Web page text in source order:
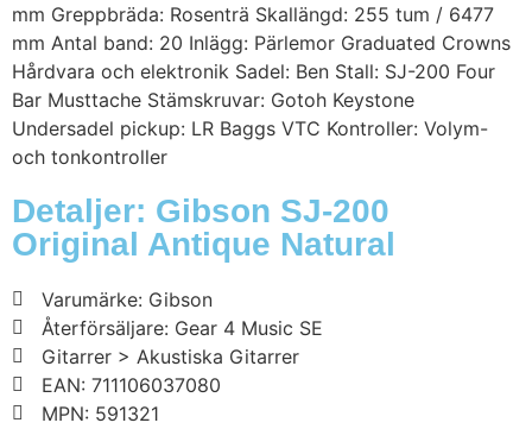
mm Greppbräda: Rosenträ Skallängd: 255 tum / 6477
mm Antal band: 20 Inlägg: Pärlemor Graduated Crowns
Hårdvara och elektronik Sadel: Ben Stall: SJ-200 Four
Bar Musttache Stämskruvar: Gotoh Keystone
Undersadel pickup: LR Baggs VTC Kontroller: Volym-
och tonkontroller
Detaljer: Gibson SJ-200
Original Antique Natural
Varumärke: Gibson
Återförsäljare: Gear 4 Music SE
Gitarrer > Akustiska Gitarrer
EAN: 711106037080
MPN: 591321